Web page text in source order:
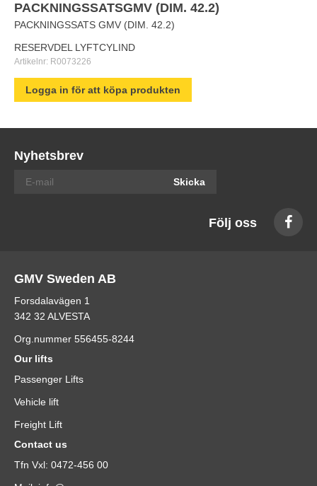
PACKNINGSSATSGMV (DIM. 42.2)
PACKNINGSSATS GMV (DIM. 42.2)
RESERVDEL LYFTCYLIND
Artikelnr: R0073226
Logga in för att köpa produkten
Nyhetsbrev
Skicka
Följ oss
GMV Sweden AB
Forsdalavägen 1
342 32 ALVESTA
Org.nummer 556455-8244
Our lifts
Passenger Lifts
Vehicle lift
Freight Lift
Contact us
Tfn Vxl: 0472-456 00